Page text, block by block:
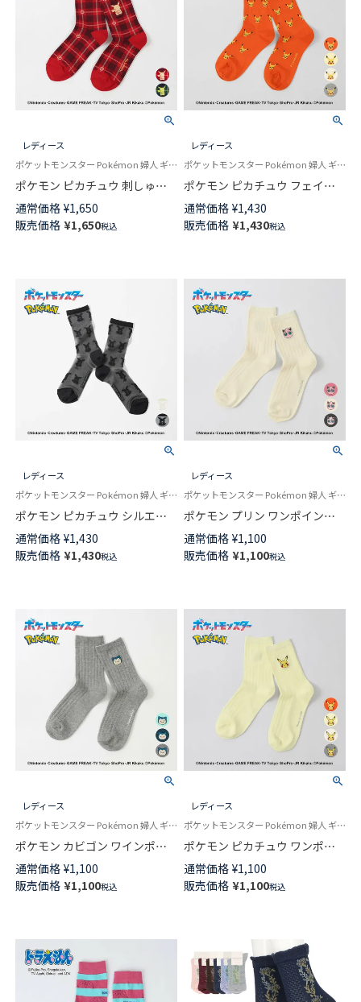
レディース
ポケットモンスター Pokémon 婦人 ギフト プレゼント 無料ラッピング
ポケモン ピカチュウ 刺しゅう
Plaid1 クルー丈 カジュアル ソ
ックス レディース 日本製
03307010
通常価格 ¥1,650
販売価格 ¥1,650税込
レディース
ポケットモンスター Pokémon 婦人 ギフト プレゼント 無料ラッピング
ポケモン ピカチュウ フェイス
クルー丈 カジュアル ソックス
レディース 日本製 03307006
通常価格 ¥1,430
販売価格 ¥1,430税込
レディース
ポケットモンスター Pokémon 婦人 ギフト プレゼント 無料ラッピング
ポケモン ピカチュウ シルエッ
ト シアー クルー丈 ソックス レ
ディース カジュアル 日本製
03307004
通常価格 ¥1,430
販売価格 ¥1,430税込
レディース
ポケットモンスター Pokémon 婦人 ギフト プレゼント 無料ラッピング
ポケモン プリン ワンポイント
刺しゅう リブソックス クルー
丈 カジュアル レディース
03307003
通常価格 ¥1,100
販売価格 ¥1,100税込
レディース
ポケットモンスター Pokémon 婦人 ギフト プレゼント 無料ラッピング
ポケモン カビゴン ワインポイ
ント刺しゅう リブ クルー丈 カ
ジュアル ソックス レディース
03307002
通常価格 ¥1,100
販売価格 ¥1,100税込
レディース
ポケットモンスター Pokémon 婦人 ギフト プレゼント 無料ラッピング
ポケモン ピカチュウ ワンポイ
ント刺しゅう リブソックス ク
ルー丈 カジュアル レディース
03307001
通常価格 ¥1,100
販売価格 ¥1,100税込